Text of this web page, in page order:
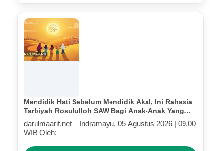
Mendidik Hati Sebelum Mendidik Akal, Ini Rahasia
Tarbiyah Rosululloh SAW Bagi Anak-Anak Yang
Terluka (Bagian III)
darulmaarif.net – Indramayu, 05 Agustus 2026 | 09.00
WIB Oleh: